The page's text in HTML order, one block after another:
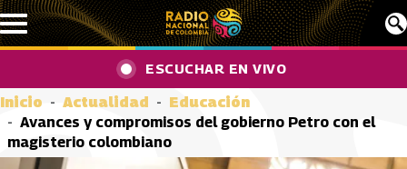
Pasar al contenido principal
ESCUCHAR EN VIVO
Inicio Actualidad
Educación
Avances y compromisos del gobierno Petro con el
magisterio colombiano